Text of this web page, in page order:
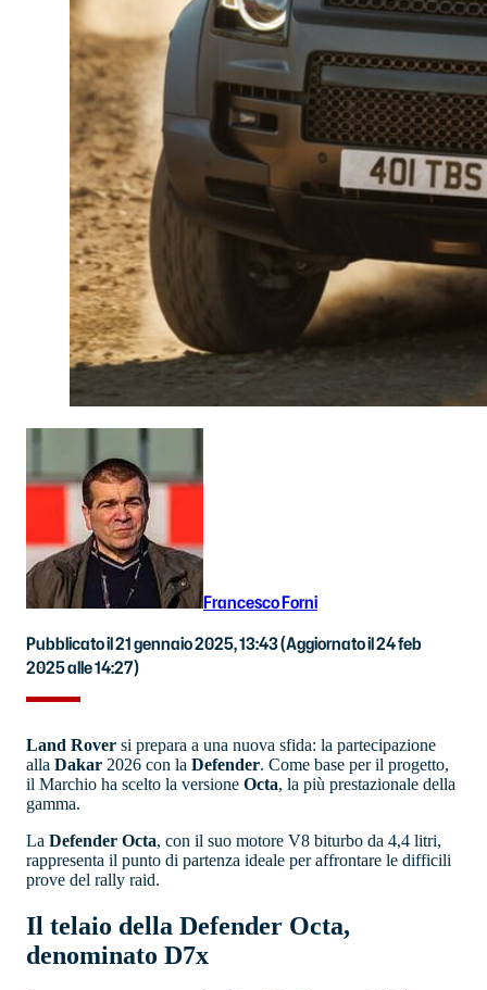
Francesco Forni
Pubblicato il 21 gennaio 2025, 13:43(Aggiornato il 24 feb
2025 alle 14:27)
Land Rover si prepara a una nuova sfida: la partecipazione
alla Dakar 2026 con la Defender. Come base per il progetto,
il Marchio ha scelto la versione Octa, la più prestazionale della
gamma.
La Defender Octa, con il suo motore V8 biturbo da 4,4 litri,
rappresenta il punto di partenza ideale per affrontare le difficili
prove del rally raid.
Il telaio della Defender Octa,
denominato D7x